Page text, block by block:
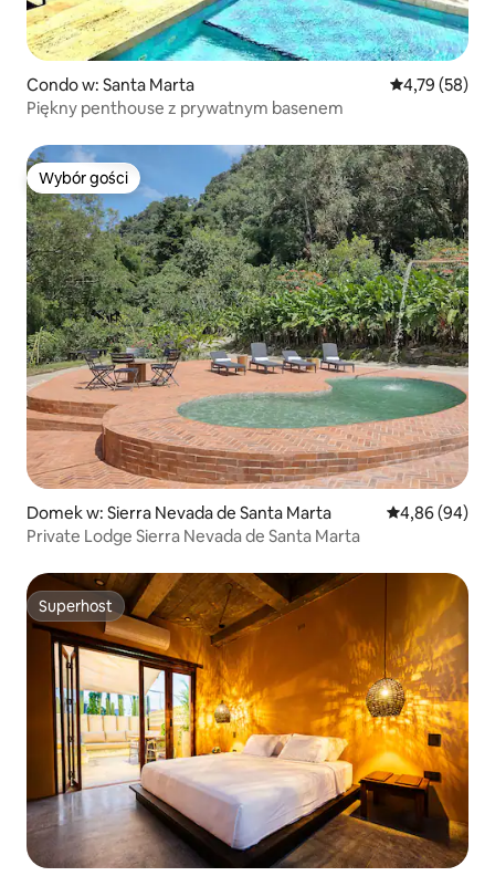
Condo w: Santa Marta Średnia
4,79 (58)
Piękny penthouse z prywatnym basenem
Wybór gości
Wybór gości
Domek w: Sierra Nevada de Santa Marta Średnia
4,86 (94)
Private Lodge Sierra Nevada de Santa Marta
Superhost
Superhost